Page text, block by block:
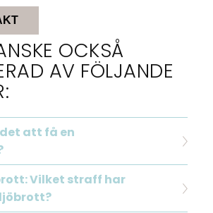
OCKSÅ
AV FÖLJANDE
att få en
Vilket straff har